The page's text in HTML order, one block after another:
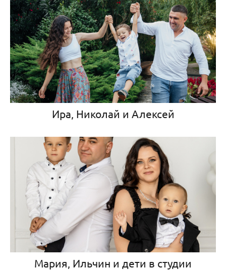
Ира, Николай и Алексей
Мария, Ильчин и дети в студии